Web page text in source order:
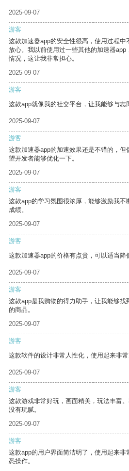
2025-09-07
游客
这款加速器app的安全性很高，使用过程中
放心。我以前使用过一些其他的加速器app
情况，这让我非常担心。
2025-09-07
游客
这款app就像我的社交平台，让我能够与志
2025-09-07
游客
这款加速器app的加速效果还是不错的，
望开发者能够优化一下。
2025-09-07
游客
这款app的学习氛围很浓厚，能够激励我不
成绩。
2025-09-07
游客
这款加速器app的价格有点贵，可以适当降
2025-09-07
游客
这款app是我购物的得力助手，让我能够
的商品。
2025-09-07
游客
这款软件的设计非常人性化，使用起来非常
2025-09-07
游客
这款游戏非常好玩，画面精美，玩法丰富
没有玩腻。
2025-09-07
游客
这款app的用户界面简洁明了，使用起来
悉操作。